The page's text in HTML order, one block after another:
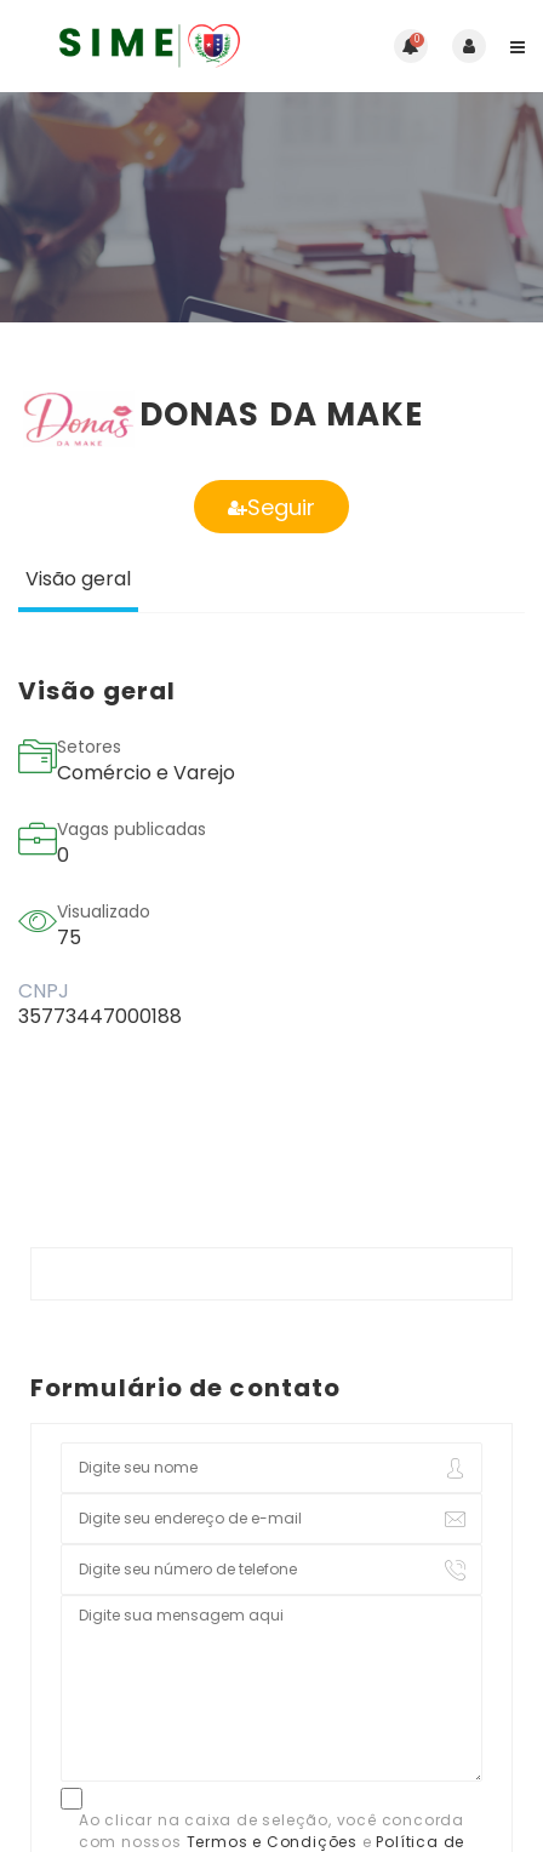
0
DONAS DA MAKE
Seguir
Visão geral
Visão geral
Setores
Comércio e Varejo
Vagas publicadas
0
Visualizado
75
CNPJ
35773447000188
Formulário de contato
Ao clicar na caixa de seleção, você concorda
com nossos Termos e Condições ePolítica de